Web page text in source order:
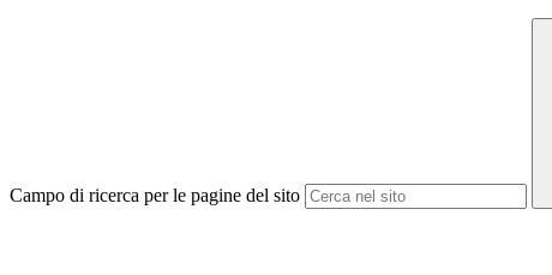
Campo di ricerca per le pagine del sito